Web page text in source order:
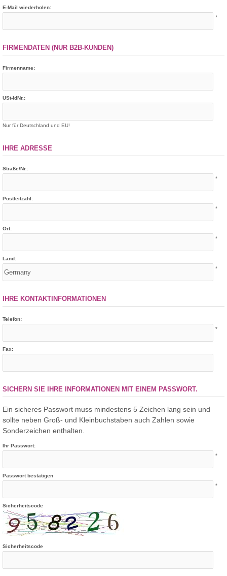
E-Mail wiederholen:
*
FIRMENDATEN (NUR B2B-KUNDEN)
Firmenname:
USt-IdNr.:
Nur für Deutschland und EU!
IHRE ADRESSE
Straße/Nr.:
*
Postleitzahl:
*
Ort:
*
Land:
*
IHRE KONTAKTINFORMATIONEN
Telefon:
*
Fax:
SICHERN SIE IHRE INFORMATIONEN MIT EINEM PASSWORT.
Ein sicheres Passwort muss mindestens 5 Zeichen lang sein und
sollte neben Groß- und Kleinbuchstaben auch Zahlen sowie
Sonderzeichen enthalten.
Ihr Passwort:
*
Passwort bestätigen
*
Sicherheitscode
Sicherheitscode